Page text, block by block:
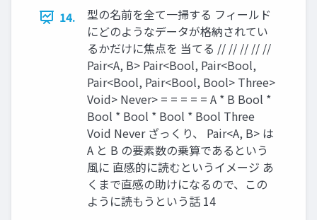
14.
型の名前を全て⼀掃する フィールド
にどのようなデータが格納されてい
るかだけに焦点を 当てる // // // // //
Pair<A, B> Pair<Bool, Pair<Bool,
Pair<Bool, Pair<Bool, Bool> Three>
Void> Never> = = = = = A * B Bool *
Bool * Bool * Bool * Bool Three
Void Never ざっくり、 Pair<A, B> は
A と B の要素数の乗算であるという
⾵に 直感的に読むというイメージ あ
くまで直感の助けになるので、この
ように読もうという話 14